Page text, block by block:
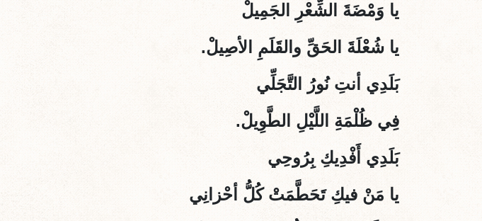
يا وَمْضَةَ الشِّعْرِ الجَمِيلْ
يا شُعْلَةَ الحَقِّ والقَلَمِ الأصِيلْ.
بَلَدِي أنتِ نُورُ التَّجَلِّي
فِي ظُلْمَةِ اللَّيْلِ الطَّوِيلْ.
بَلَدِي أَفْدِيكِ بِرُوحِي
يا مَنْ فيكِ تَحَطَّمَتْ كُلُّ أحْزانِي